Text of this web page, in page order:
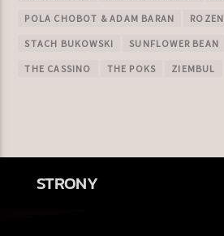
POLA CHOBOT & ADAM BARAN ROZEN
STACH BUKOWSKI SUNFLOWER BEAN
THE CASSINO THE POKS ZIEMBUL
STRONY